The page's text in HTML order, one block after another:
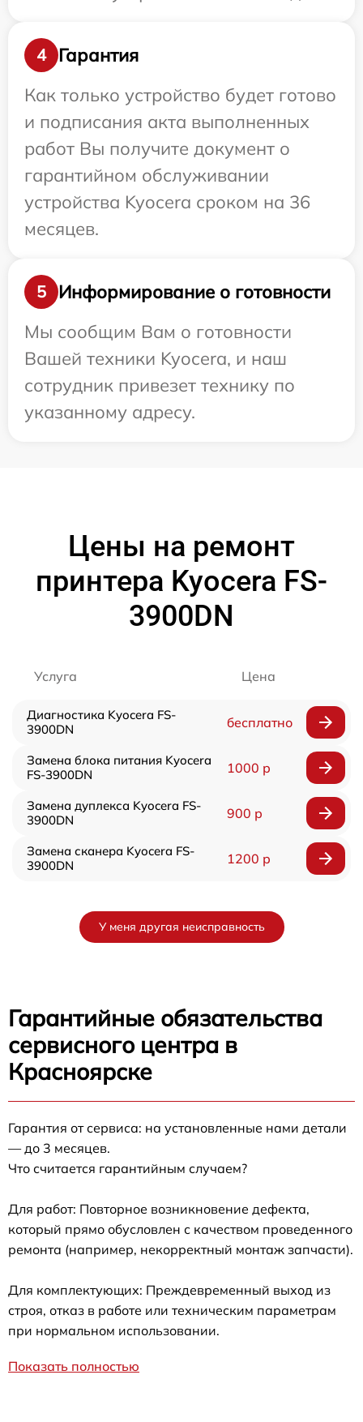
4
Гарантия
Как только устройство будет готово
и подписания акта выполненных
работ Вы получите документ о
гарантийном обслуживании
устройства Kyocera сроком на 36
месяцев.
5
Информирование о готовности
Мы сообщим Вам о готовности
Вашей техники Kyocera, и наш
сотрудник привезет технику по
указанному адресу.
Цены на ремонт
принтера Kyocera FS-
3900DN
Услуга Цена
Диагностика Kyocera FS-
3900DN
бесплатно
Замена блока питания Kyocera
FS-3900DN
1000 р
Замена дуплекса Kyocera FS-
3900DN
900 р
Замена сканера Kyocera FS-
3900DN
1200 р
У меня другая неисправность
Гарантийные обязательства
сервисного центра в
Красноярске
Гарантия от сервиса: на установленные нами детали
— до 3 месяцев.
Что считается гарантийным случаем?
Для работ: Повторное возникновение дефекта,
который прямо обусловлен с качеством проведенного
ремонта (например, некорректный монтаж запчасти).
Для комплектующих: Преждевременный выход из
строя, отказ в работе или техническим параметрам
при нормальном использовании.
Показать полностью